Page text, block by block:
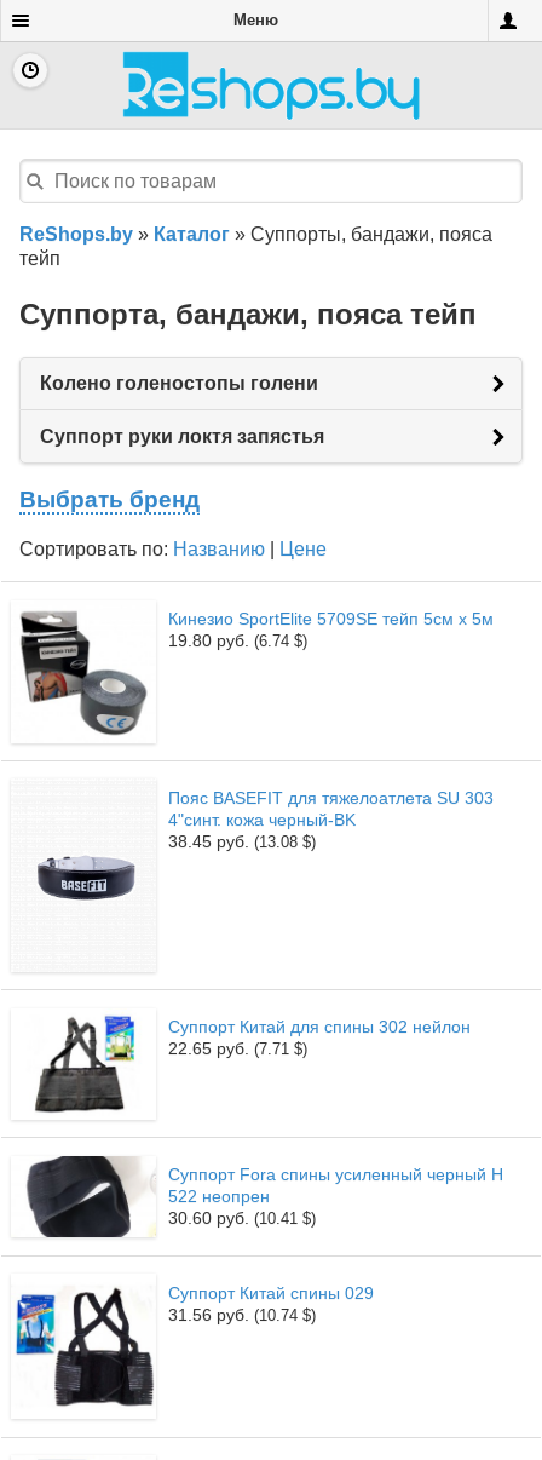
Меню
ReShops.by » Каталог » Суппорты, бандажи, пояса
тейп
Суппорта, бандажи, пояса тейп
Колено голеностопы голени
Суппорт руки локтя запястья
Выбрать бренд
Сортировать по: Названию Цене
Кинезио SportElite 5709SE тейп 5см х 5м
19.80 руб. (6.74 $)
Пояс BASEFIT для тяжелоатлета SU 303
4"синт. кожа черный-BK
38.45 руб. (13.08 $)
Суппорт Китай для спины 302 нейлон
22.65 руб. (7.71 $)
Суппорт Fora спины усиленный черный H
522 неопрен
30.60 руб. (10.41 $)
Суппорт Китай спины 029
31.56 руб. (10.74 $)